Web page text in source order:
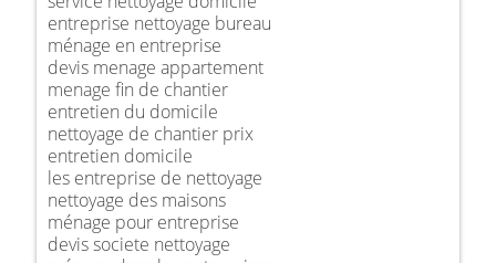
entreprise nettoyage bureau
ménage en entreprise
devis menage appartement
menage fin de chantier
entretien du domicile
nettoyage de chantier prix
entretien domicile
les entreprise de nettoyage
nettoyage des maisons
ménage pour entreprise
devis societe nettoyage